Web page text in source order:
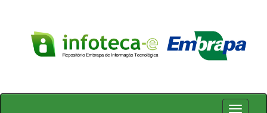
Skip